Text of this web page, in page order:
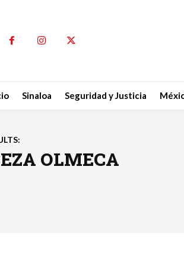
Sinaloa Seguridad y Justicia
OLMECA